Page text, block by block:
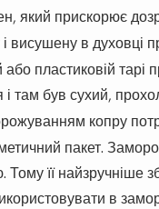
який прискорює
висушену в духовці
або пластиковій
там був сухий,
копру
пакет.
її найзручніше
в